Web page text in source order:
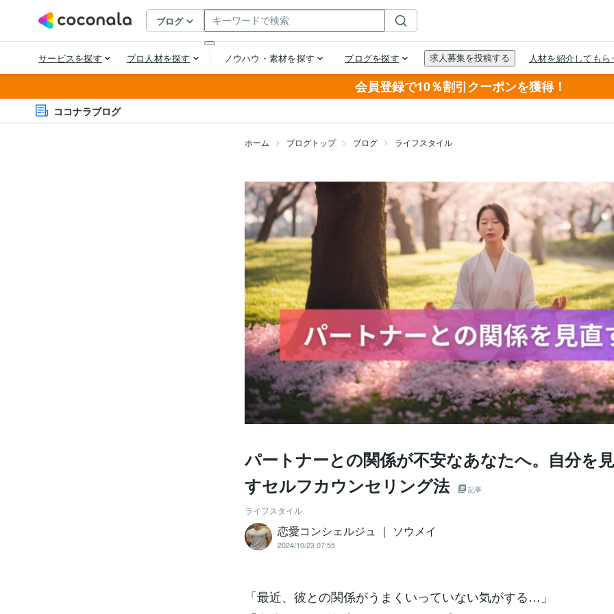
会員登録で10％割引クーポンを獲得！
ココナラブログ
ホーム ブログトップ ブログ ライフスタイル
パートナーとの関係が不安なあなたへ。自分を
すセルフカウンセリング法
記事
ライフスタイル
恋愛コンシェルジュ ｜ ソウメイ
2024/10/23 07:55
「最近、彼との関係がうまくいっていない気がする…」